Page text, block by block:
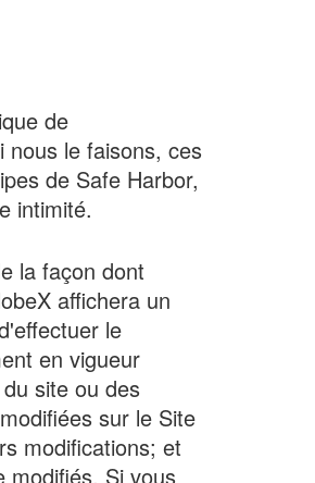
de
nous le faisons, ces
de Safe Harbor,
intimité.
la façon dont
affichera un
le
en vigueur
site ou des
sur le Site
modifications; et
modifiés. Si vous